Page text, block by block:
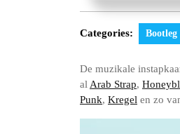
Categories: Bootleg
De muzikale
alArab Strap,
Punk, Kregel en zo